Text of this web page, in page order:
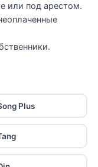
или под арестом.
Plus